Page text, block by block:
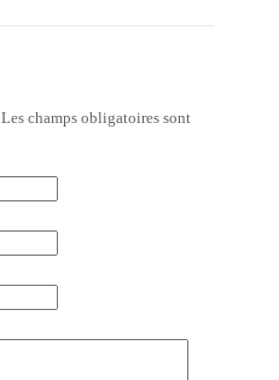
Les champs obligatoires sont